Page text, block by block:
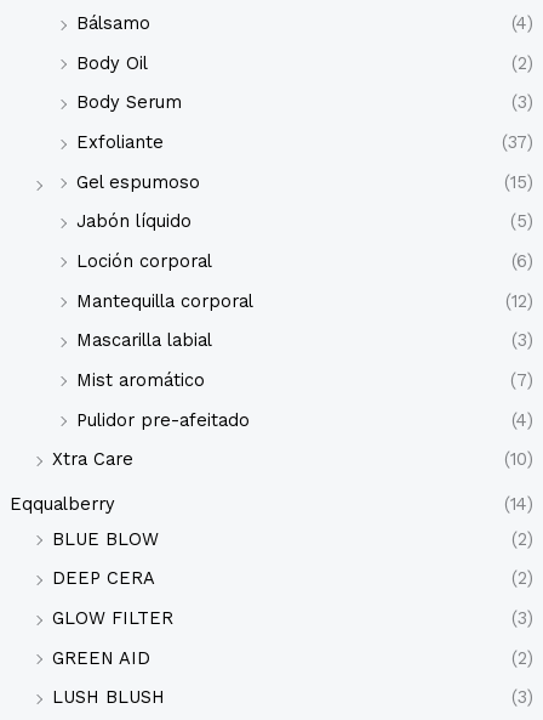
Bálsamo
(4)
Body Oil
(2)
Body Serum
(3)
Exfoliante
(37)
Gel espumoso
(15)
Jabón líquido
(5)
Loción corporal
(6)
Mantequilla corporal
(12)
Mascarilla labial
(3)
Mist aromático
(7)
Pulidor pre-afeitado
(4)
Xtra Care
(10)
Eqqualberry
(14)
BLUE BLOW
(2)
DEEP CERA
(2)
GLOW FILTER
(3)
GREEN AID
(2)
LUSH BLUSH
(3)